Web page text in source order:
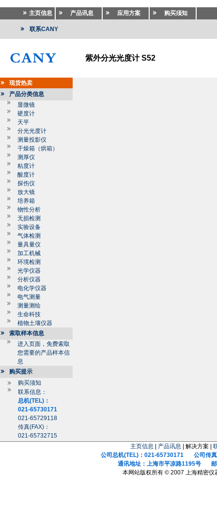
主页信息 产品讯息 应用方案 购买须知
联系CANY
紫外分光光度计 S52
现货热卖
产品分类信息
显微镜
硬度计
天平
分光光度计
测量投影仪
干燥箱（烘箱）
测厚仪
粘度计
酸度计
探伤仪
放大镜
培养箱
物性分析
无损检测
实验设备
气体检测
量具量仪
加工机械
环境检测
光学仪器
分析仪器
电化学仪器
电气测量
测量测绘
生命科技
植物土壤仪器
索取样本信息
进入页面，免费索取
您需要的产品样本信
息
购买提示
购买须知
联系信息：
总机(TEL)：
021-65730171
021-65729118
传真(FAX)：
021-65732715
主页信息
产品讯息 | 解决方案 |
公司总机(TEL)：021-65730171 公司传真
通讯地址：上海市平凉路1195号 邮
本网站版权所有 © 2007 上海精密仪